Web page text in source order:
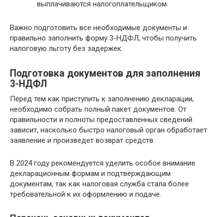
выплачиваются налогоплательщиком.
Важно подготовить все необходимые документы и
правильно заполнить форму 3-НДФЛ, чтобы получить
налоговую льготу без задержек.
Подготовка документов для заполнения
3-НДФЛ
Перед тем как приступить к заполнению декларации,
необходимо собрать полный пакет документов. От
правильности и полноты предоставленных сведений
зависит, насколько быстро налоговый орган обработает
заявление и произведет возврат средств.
В 2024 году рекомендуется уделить особое внимание
декларационным формам и подтверждающим
документам, так как налоговая служба стала более
требовательной к их оформлению и подаче.